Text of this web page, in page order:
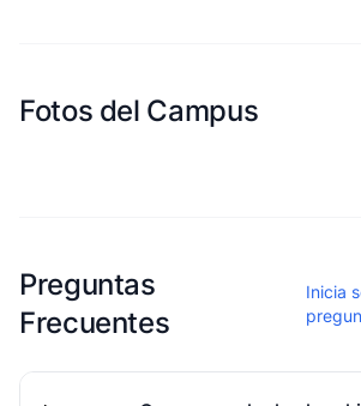
Fotos del Campus
Preguntas
Frecuentes
Inicia